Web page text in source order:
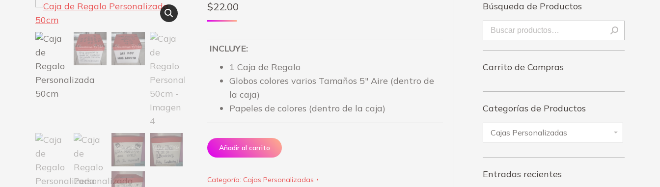
$22.00
INCLUYE:
1 Caja de Regalo
Globos colores varios Tamaños 5″ Aire (dentro de
la caja)
Papeles de colores (dentro de la caja)
Añadir al carrito
Categoría: Cajas Personalizadas
Búsqueda de Productos
Carrito de Compras
Categorías de Productos
Entradas recientes